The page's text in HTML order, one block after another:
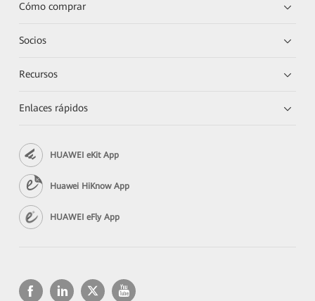
Cómo comprar
Socios
Recursos
Enlaces rápidos
HUAWEI eKit App
Huawei HiKnow App
HUAWEI eFly App